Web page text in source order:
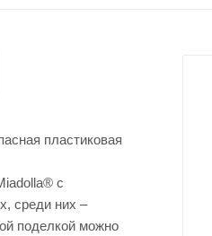
пластиковая
с
среди них –
поделкой можно